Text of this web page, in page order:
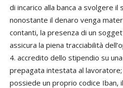
di incarico alla banca a svolgere
nonostante il denaro venga
contanti, la presenza di un
assicura la piena tracciabilità
4. accredito dello stipendio su
prepagata intestata al lavoratore;
possiede un proprio codice Iban,